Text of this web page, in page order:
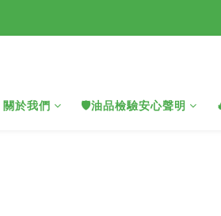
關於我們 🛡️油品檢驗安心聲明